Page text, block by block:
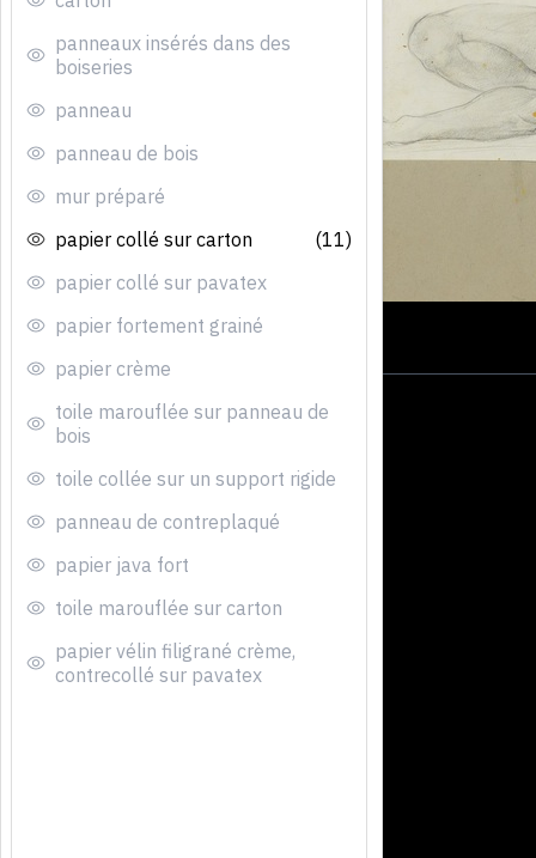
panneaux insérés dans des
boiseries
panneau
panneau de bois
mur préparé
papier collé sur carton
(11)
papier collé sur pavatex
papier fortement grainé
papier crème
toile marouflée sur panneau de
bois
toile collée sur un support rigide
panneau de contreplaqué
papier java fort
toile marouflée sur carton
papier vélin filigrané crème,
contrecollé sur pavatex